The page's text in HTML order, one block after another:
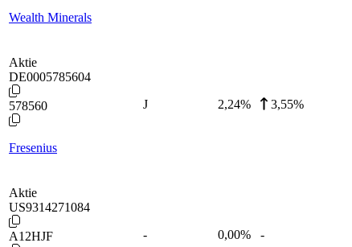
Wealth Minerals
Aktie
DE0005785604
578560
Fresenius
J 2,24% 3,55%
Aktie
US9314271084
A12HJF - 0,00% -